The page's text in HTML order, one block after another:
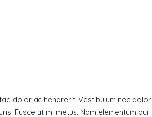
dolor ac hendrerit. Vestibulum nec
Fusce at mi metus. Nam elementum dui